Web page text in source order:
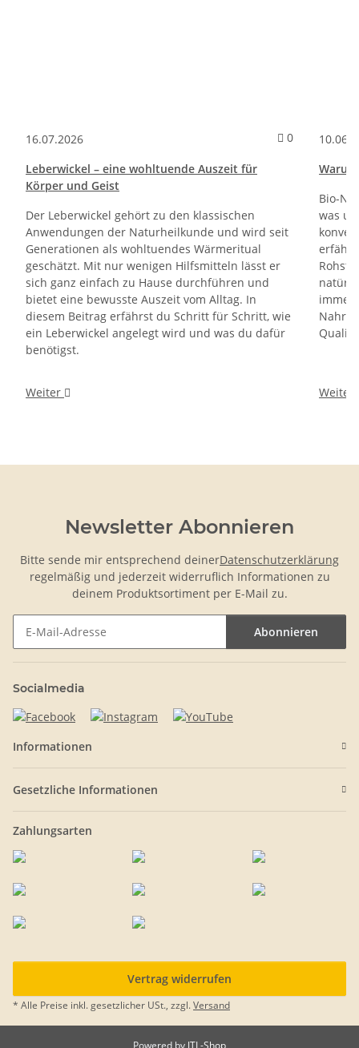
16.07.2026 0
Leberwickel – eine wohltuende Auszeit für
Körper und Geist
Der Leberwickel gehört zu den klassischen
Anwendungen der Naturheilkunde und wird seit
Generationen als wohltuendes Wärmeritual
geschätzt. Mit nur wenigen Hilfsmitteln lässt er
sich ganz einfach zu Hause durchführen und
bietet eine bewusste Auszeit vom Alltag. In
diesem Beitrag erfährst du Schritt für Schritt, wie
ein Leberwickel angelegt wird und was du dafür
benötigst.
Weiter
Bio-
was
immer
Weiter
Newsletter Abonnieren
Bitte sende mir entsprechend deinerDatenschutzerklärung
regelmäßig und jederzeit widerruflich Informationen zu
deinem Produktsortiment per E-Mail zu.
Abonnieren
Socialmedia
Informationen
Gesetzliche Informationen
Zahlungsarten
Vertrag widerrufen
* Alle Preise inkl. gesetzlicher USt., zzgl.Versand